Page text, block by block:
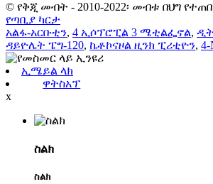
© የቅጂ መብት - 2010-2022፡ መብቱ በህግ
የጣቢያ ካርታ
አልፋ-አርቡቲን, 4 ኢሶፕሮፒል 3 ሜቲልፌኖል, ዲት
ዳይዮሌት ፔግ-120, ኬቶኮናዞል ዚንክ ፒሪቲዮን, 4-
ኢሜይል ላክ
ዋትስአፕ
x
ስልክ
ስልክ